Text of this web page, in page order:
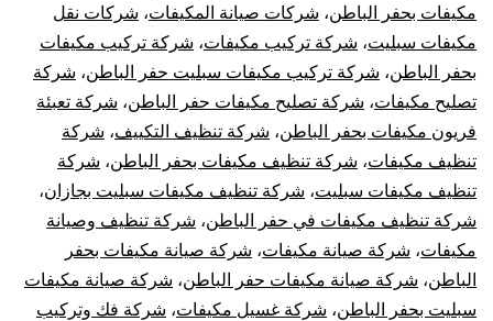
مكيفات بحفر الباطن، شركات صيانة المكيفات، شركات نقل
مكيفات سبليت، شركة تركيب مكيفات، شركة تركيب مكيفات
بحفر الباطن، شركة تركيب مكيفات سبليت حفر الباطن، شركة
تصليح مكيفات، شركة تصليح مكيفات حفر الباطن، شركة تعبئة
فريون مكيفات بحفر الباطن، شركة تنظيف التكييف، شركة
تنظيف مكيفات، شركة تنظيف مكيفات بحفر الباطن، شركة
تنظيف مكيفات سبليت، شركة تنظيف مكيفات سبليت بجازان،
شركة تنظيف مكيفات في حفر الباطن، شركة تنظيف وصيانة
مكيفات، شركة صيانة مكيفات، شركة صيانة مكيفات بحفر
الباطن، شركة صيانة مكيفات حفر الباطن، شركة صيانة مكيفات
سبليت بحفر الباطن، شركة غسيل مكيفات، شركة فك وتركيب